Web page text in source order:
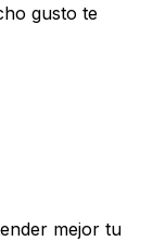
gusto te
mejor tu